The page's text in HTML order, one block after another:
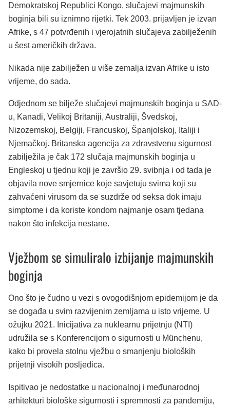
Demokratskoj Republici Kongo, slučajevi majmunskih
boginja bili su iznimno rijetki. Tek 2003. prijavljen je izvan
Afrike, s 47 potvrđenih i vjerojatnih slučajeva zabilježenih
u šest američkih država.
Nikada nije zabilježen u više zemalja izvan Afrike u isto
vrijeme, do sada.
Odjednom se bilježe slučajevi majmunskih boginja u SAD-
u, Kanadi, Velikoj Britaniji, Australiji, Švedskoj,
Nizozemskoj, Belgiji, Francuskoj, Španjolskoj, Italiji i
Njemačkoj. Britanska agencija za zdravstvenu sigurnost
zabilježila je čak 172 slučaja majmunskih boginja u
Engleskoj u tjednu koji je završio 29. svibnja i od tada je
objavila nove smjernice koje savjetuju svima koji su
zahvaćeni virusom da se suzdrže od seksa dok imaju
simptome i da koriste kondom najmanje osam tjedana
nakon što infekcija nestane.
Vježbom se simuliralo izbijanje majmunskih
boginja
Ono što je čudno u vezi s ovogodišnjom epidemijom je da
se događa u svim razvijenim zemljama u isto vrijeme. U
ožujku 2021. Inicijativa za nuklearnu prijetnju (NTI)
udružila se s Konferencijom o sigurnosti u Münchenu,
kako bi provela stolnu vježbu o smanjenju bioloških
prijetnji visokih posljedica.
Ispitivao je nedostatke u nacionalnoj i međunarodnoj
arhitekturi biološke sigurnosti i spremnosti za pandemiju,